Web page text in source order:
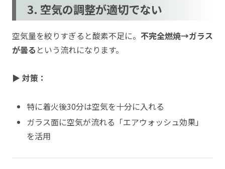
3. 空気の調整が適切でない
空気量を絞りすぎると酸素不足に。 不完全燃焼→ガラス
が曇る という流れになります。
▶ 対策：
特に着火後30分は空気を十分に入れる
ガラス面に空気が流れる「エアウォッシュ効果」
を活用